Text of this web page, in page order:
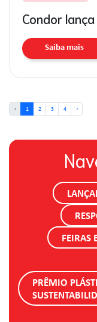
Condor
Saiba mais
‹ 1 2 3 4 ›
FEIRAS
PRÊMIO